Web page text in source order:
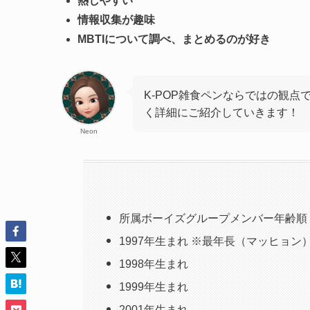
情報収集が趣味
MBTIについて調べ、まとめるのが好き
Neon
K-POP雑食ペンならではの観点
く詳細にご紹介していきます！
所属ボーイズグループメンバー年齢順
1997年生まれ ※最年長（マッヒョン
1998年生まれ
1999年生まれ